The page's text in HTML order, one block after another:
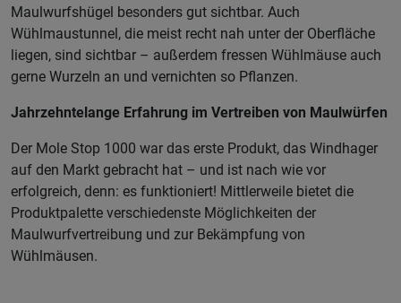
Maulwurfshügel besonders gut sichtbar. Auch
Wühlmaustunnel, die meist recht nah unter der Oberfläche
liegen, sind sichtbar – außerdem fressen Wühlmäuse auch
gerne Wurzeln an und vernichten so Pflanzen.
Jahrzehntelange Erfahrung im Vertreiben von Maulwürfen
Der Mole Stop 1000 war das erste Produkt, das Windhager
auf den Markt gebracht hat – und ist nach wie vor
erfolgreich, denn: es funktioniert! Mittlerweile bietet die
Produktpalette verschiedenste Möglichkeiten der
Maulwurfvertreibung und zur Bekämpfung von
Wühlmäusen.